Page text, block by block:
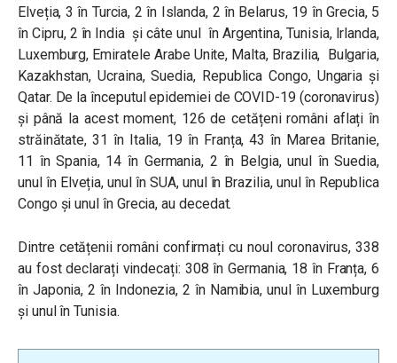
Elveția, 3 în Turcia, 2 în Islanda, 2 în Belarus, 19 în Grecia, 5
în Cipru, 2 în India și câte unul în Argentina, Tunisia, Irlanda,
Luxemburg, Emiratele Arabe Unite, Malta, Brazilia, Bulgaria,
Kazakhstan, Ucraina, Suedia, Republica Congo, Ungaria și
Qatar. De la începutul epidemiei de COVID-19 (coronavirus)
și până la acest moment, 126 de cetățeni români aflați în
străinătate, 31 în Italia, 19 în Franța, 43 în Marea Britanie,
11 în Spania, 14 în Germania, 2 în Belgia, unul în Suedia,
unul în Elveția, unul în SUA, unul în Brazilia, unul în Republica
Congo și unul în Grecia, au decedat.
Dintre cetățenii români confirmați cu noul coronavirus, 338
au fost declarați vindecați: 308 în Germania, 18 în Franța, 6
în Japonia, 2 în Indonezia, 2 în Namibia, unul în Luxemburg
și unul în Tunisia.